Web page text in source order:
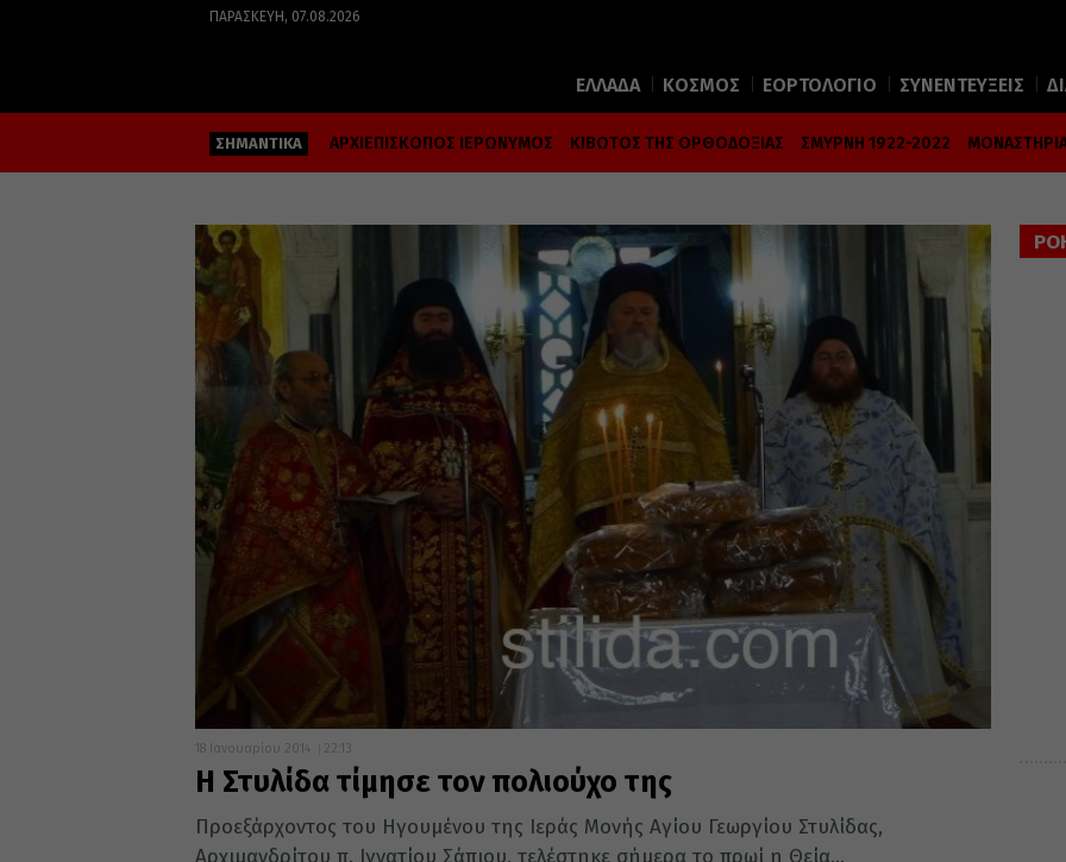
ΠΑΡΑΣΚΕΥΉ, 07.08.2026
ΕΛΛΑΔΑ ΚΟΣΜΟΣ ΕΟΡΤΟΛΟΓΙΟ ΣΥΝΕΝΤΕΥΞΕΙΣ
ΣΗΜΑΝΤΙΚΑ ΑΡΧΙΕΠΙΣΚΟΠΟΣ ΙΕΡΩΝΥΜΟΣ ΚΙΒΩΤΟΣ ΤΗΣ ΟΡΘΟΔΟΞΙΑΣ ΣΜΥΡΝΗ 1922-2022
18 Ιανουαρίου 2014 22:13
Η Στυλίδα τίμησε τον πολιούχο της
Προεξάρχοντος του Ηγουμένου της Ιεράς Μονής Αγίου Γεωργίου Στυλίδας,
Αρχιμανδρίτου π. Ιγνατίου Σάπιου, τελέστηκε σήμερα το πρωί η Θεία...